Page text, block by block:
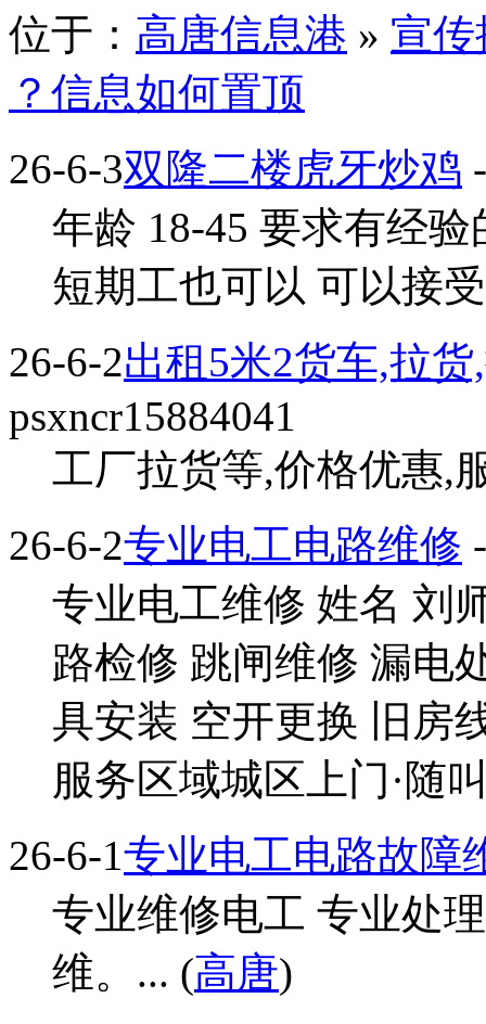
位于： 高唐信息港 » 宣
？信息如何置顶
26-6-3双隆二楼虎牙炒鸡
年龄 18-45 要求有经
短期工也可以 可以接
26-6-2出租5米2货车,拉
psxncr15884041
工厂拉货等,价格优惠,
26-6-2专业电工电路维修
专业电工维修 姓名 刘
路检修 跳闸维修 漏电
具安装 空开更换 旧房
服务区域城区上门·随
26-6-1专业电工电路故障
专业维修电工 专业处
维。... (高唐)